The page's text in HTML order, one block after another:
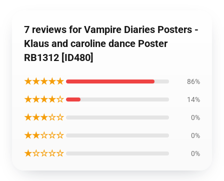
7 reviews for Vampire Diaries Posters -
Klaus and caroline dance Poster
RB1312 [ID480]
★★★★★ 86%
★★★★☆ 14%
★★★☆☆ 0%
★★☆☆☆ 0%
★☆☆☆☆ 0%